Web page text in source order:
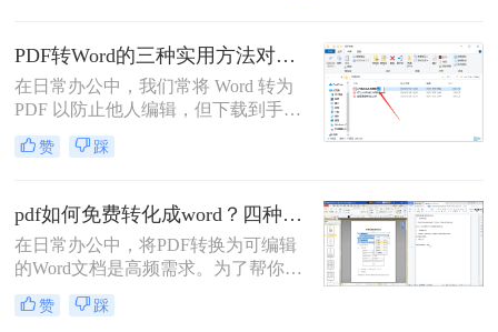
PDF转Word的三种实用方法对比：可编辑、保格式、避风险！
在日常办公中，我们常将 Word 转为
PDF 以防止他人编辑，但下载到手的
PDF 往往又需要修改内容，这时就不
得不将 PDF 再转回 Word。然而，很
错乱，要么工具捆绑广告，甚至文件
受损。那么 PDF 如何改成 Word 文
档？本文从 转换质量、操作难度、文
件安全、批量能力 四个维度，对比三
种主流方法，帮助您快速选出最合适
的那一种。
赞 踩
pdf如何免费转化成word？四种方法对比与实操指南（附详细表格）
在日常办公中，将PDF转换为可编辑
的Word文档是高频需求。为了帮你快
速选出最适合自己的方案，下表汇总
了四种主流免费方法的核心差异：
赞 踩